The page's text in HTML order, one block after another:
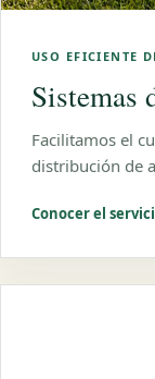
USO EFICIENTE
Sistemas
Facilitamos el
distribución de
Conocer el